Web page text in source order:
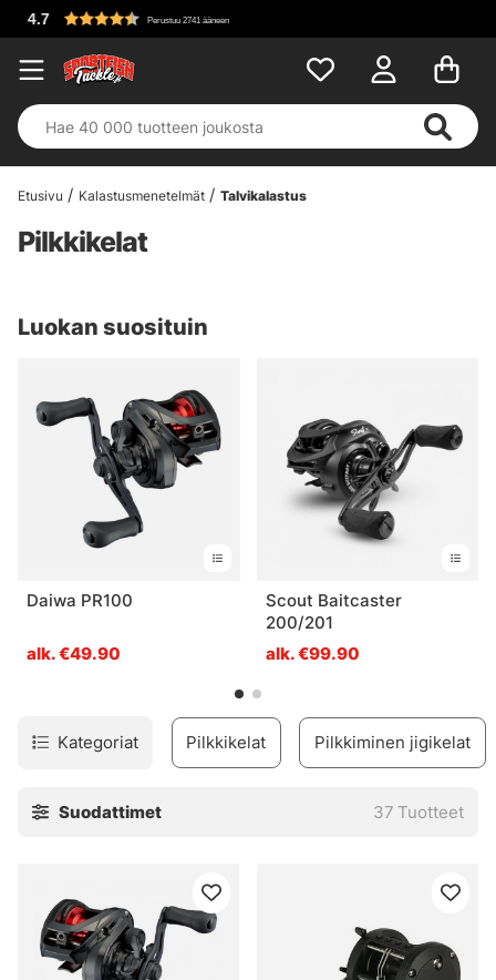
Etusivu Kalastusmenetelmät Talvikalastus
Pilkkikelat
Luokan suosituin
Daiwa PR100
alk. €49.90
Scout Baitcaster
200/201
alk. €99.90
Kategoriat Pilkkikelat Pilkkiminen jigikelat
Suodattimet 37 Tuotteet